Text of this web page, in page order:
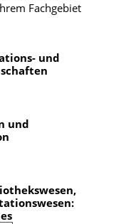
Fachgebiet
und
und